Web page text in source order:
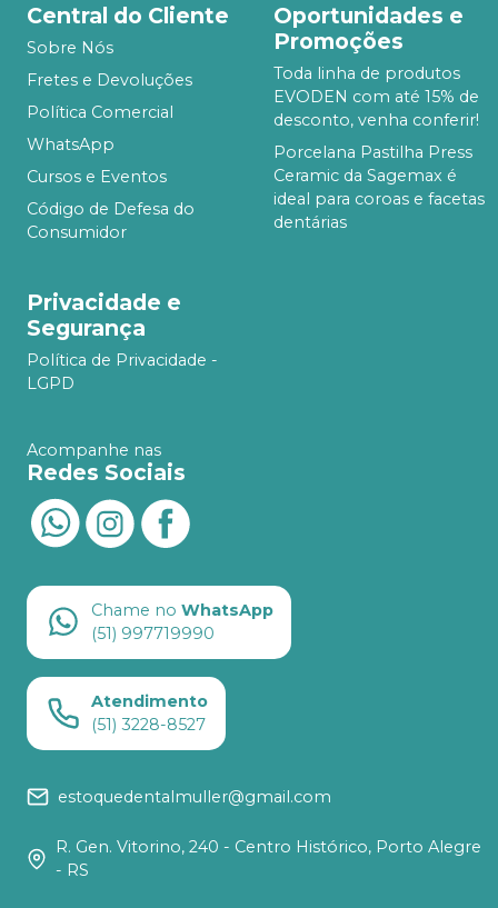
Central do Cliente
Sobre Nós
Fretes e Devoluções
Política Comercial
WhatsApp
Cursos e Eventos
Código de Defesa do
Consumidor
Oportunidades e
Promoções
Toda linha de produtos
EVODEN com até 15% de
desconto, venha conferir!
Porcelana Pastilha Press
Ceramic da Sagemax é
ideal para coroas e facetas
dentárias
Privacidade e
Segurança
Política de Privacidade -
LGPD
Acompanhe nas
Redes Sociais
Chame no WhatsApp
(51) 997719990
Atendimento
(51) 3228-8527
estoquedentalmuller@gmail.com
R. Gen. Vitorino, 240 - Centro Histórico, Porto Alegre
- RS